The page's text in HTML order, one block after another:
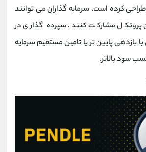
کرده است. سرمایه‌ گذاران می‌ توانند
مشارکت کنند: سپرده‌ گذاری در
بازدهی پایین ‌تر یا تامین مستقیم سرمایه
سود بالاتر.